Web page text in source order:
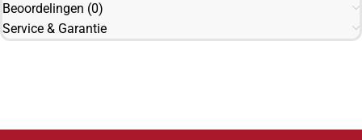
Beoordelingen (0)
Service & Garantie